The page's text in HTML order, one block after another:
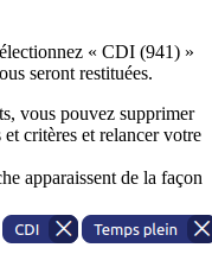
« CDI (941) »
seront restituées.
vous pouvez supprimer
critères et relancer votre
apparaissent de la façon